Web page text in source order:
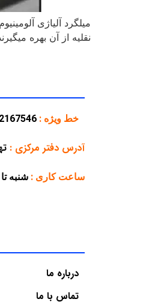
میلگرد آلیاژی
نقلیه از آن بهره
خط ویژه :
آدرس دفتر مرکزی :
ساعت کاری : شنبه تا چهارشنبه
درباره ما
تماس با ما